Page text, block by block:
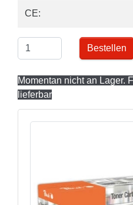
CE:
Bestellen
Momentan nicht an Lager.
lieferbar